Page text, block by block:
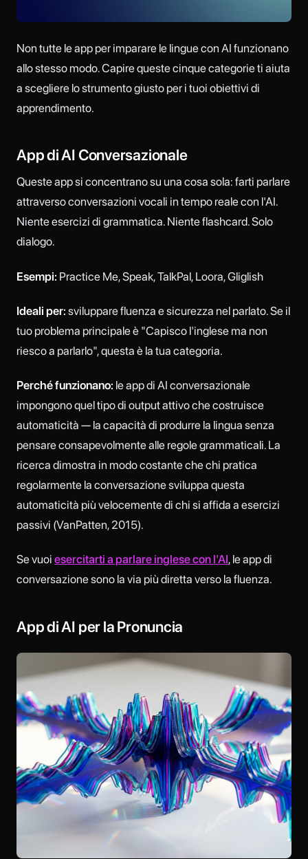
Non tutte le app per imparare le lingue con AI funzionano
allo stesso modo. Capire queste cinque categorie ti aiuta
a scegliere lo strumento giusto per i tuoi obiettivi di
apprendimento.
App di AI Conversazionale
Queste app si concentrano su una cosa sola: farti parlare
attraverso conversazioni vocali in tempo reale con l'AI.
Niente esercizi di grammatica. Niente flashcard. Solo
dialogo.
Esempi: Practice Me, Speak, TalkPal, Loora, Gliglish
Ideali per: sviluppare fluenza e sicurezza nel parlato. Se il
tuo problema principale è "Capisco l'inglese ma non
riesco a parlarlo", questa è la tua categoria.
Perché funzionano: le app di AI conversazionale
impongono quel tipo di output attivo che costruisce
automaticità — la capacità di produrre la lingua senza
pensare consapevolmente alle regole grammaticali. La
ricerca dimostra in modo costante che chi pratica
regolarmente la conversazione sviluppa questa
automaticità più velocemente di chi si affida a esercizi
passivi (VanPatten, 2015).
Se vuoi esercitarti a parlare inglese con l'AI, le app di
conversazione sono la via più diretta verso la fluenza.
App di AI per la Pronuncia